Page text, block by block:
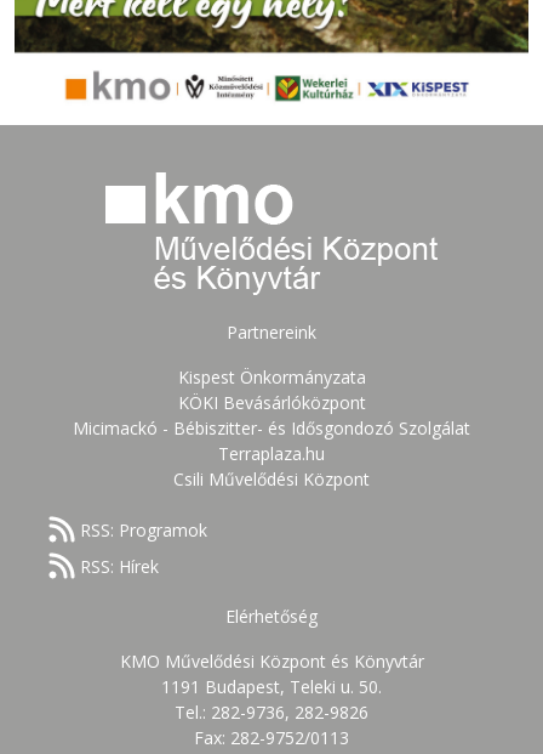
Partnereink
Kispest Önkormányzata
KÖKI Bevásárlóközpont
Micimackó - Bébiszitter- és Idősgondozó Szolgálat
Terraplaza.hu
Csili Művelődési Központ
RSS: Programok
RSS: Hírek
Elérhetőség
KMO Művelődési Központ és Könyvtár
1191 Budapest, Teleki u. 50.
Tel.: 282-9736, 282-9826
Fax: 282-9752/0113